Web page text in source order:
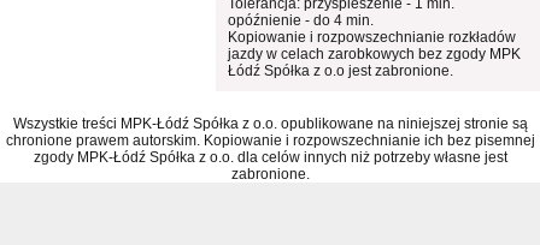
Tolerancja: przyspieszenie - 1 min.
opóźnienie - do 4 min.
Kopiowanie i rozpowszechnianie rozkładów
jazdy w celach zarobkowych bez zgody MPK
Łódź Spółka z o.o jest zabronione.
Wszystkie treści MPK-Łódź Spółka z o.o. opublikowane na niniejszej stronie są
chronione prawem autorskim. Kopiowanie i rozpowszechnianie ich bez pisemnej
zgody MPK-Łódź Spółka z o.o. dla celów innych niż potrzeby własne jest
zabronione.